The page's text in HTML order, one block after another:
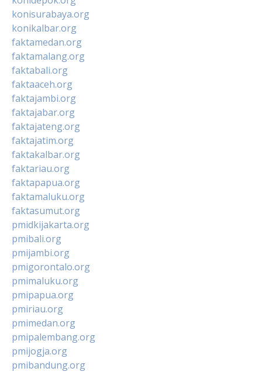
konisurabaya.org
konikalbar.org
faktamedan.org
faktamalang.org
faktabali.org
faktaaceh.org
faktajambi.org
faktajabar.org
faktajateng.org
faktajatim.org
faktakalbar.org
faktariau.org
faktapapua.org
faktamaluku.org
faktasumut.org
pmidkijakarta.org
pmibali.org
pmijambi.org
pmigorontalo.org
pmimaluku.org
pmipapua.org
pmiriau.org
pmimedan.org
pmipalembang.org
pmijogja.org
pmibandung.org